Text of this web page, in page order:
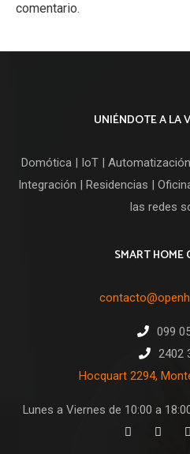
comentario.
UNIÉNDOTE A LA
Domótica | IoT |
Integración | Residencias |
las redes
SMART HOME
099
2402
Hocquart 2294,
Lunes a Viernes de 10:00 a